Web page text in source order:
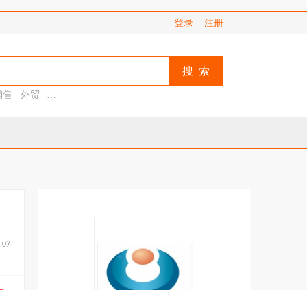
·登录 ·注册
搜 索
售 外贸 助理